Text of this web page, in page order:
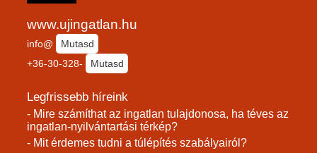
www.ujingatlan.hu
info@
Mutasd
+36-30-328-
Mutasd
Legfrissebb híreink
- Mire számíthat az ingatlan tulajdonosa, ha téves az
ingatlan-nyilvántartási térkép?
- Mit érdemes tudni a túlépítés szabályairól?